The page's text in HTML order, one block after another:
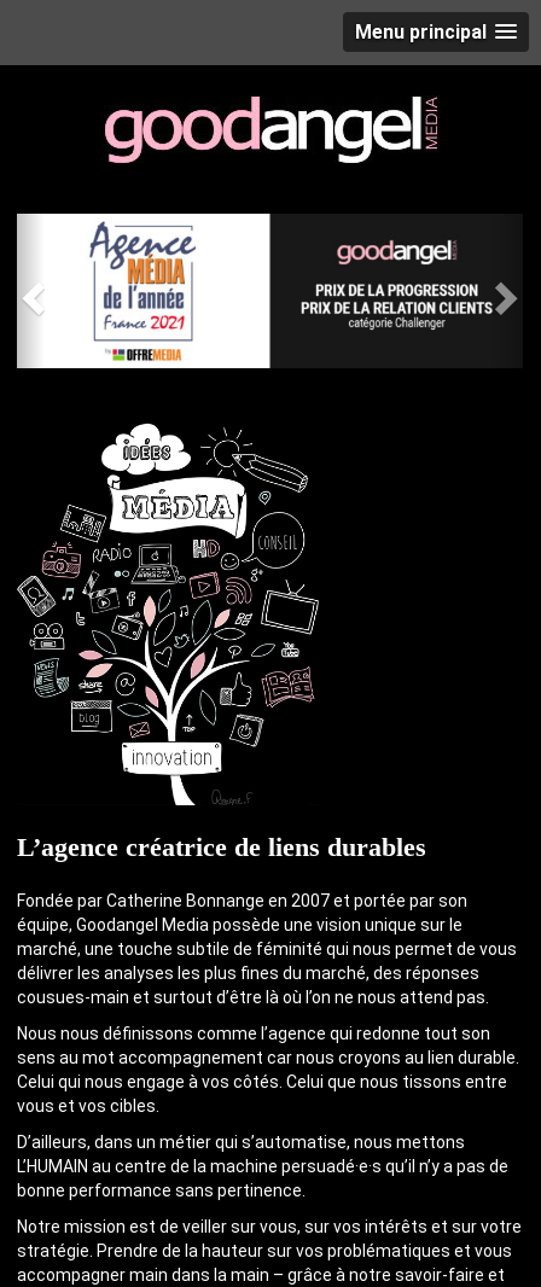
Menu principal
L’agence créatrice de liens durables
Fondée par Catherine Bonnange en 2007 et portée par son
équipe, Goodangel Media possède une vision unique sur le
marché, une touche subtile de féminité qui nous permet de vous
délivrer les analyses les plus fines du marché, des réponses
cousues-main et surtout d’être là où l’on ne nous attend pas.
Nous nous définissons comme l’agence qui redonne tout son
sens au mot accompagnement car nous croyons au lien durable.
Celui qui nous engage à vos côtés. Celui que nous tissons entre
vous et vos cibles.
D’ailleurs, dans un métier qui s’automatise, nous mettons
L’HUMAIN au centre de la machine persuadé·e·s qu’il n’y a pas de
bonne performance sans pertinence.
Notre mission est de veiller sur vous, sur vos intérêts et sur votre
stratégie. Prendre de la hauteur sur vos problématiques et vous
accompagner main dans la main – grâce à notre savoir-faire et